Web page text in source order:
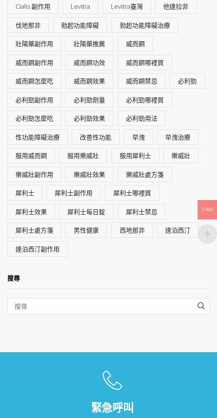
Cialis 副作用 Levitra Levitra臺灣 他達拉非
伐地那非 勃起功能障礙 勃起功能障礙治療
壯陽藥副作用 壯陽藥推薦 威而鋼
威而鋼副作用 威而鋼功效 威而鋼哪裡買
威而鋼怎麼吃 威而鋼效果 威而鋼禁忌 必利勁
必利勁副作用 必利勁劑量 必利勁哪裡買
必利勁怎麼吃 必利勁效果 必利勁用法
性功能障礙治療 改善性功能 早洩 早洩治療
服用威而鋼 服用樂威壯 服用犀利士 樂威壯
樂威壯副作用 樂威壯效果 樂威壯處方箋
犀利士 犀利士副作用 犀利士哪裡買
犀利士效果 犀利士每日錠 犀利士禁忌
犀利士處方箋 男性健康 西地那非 達泊西汀
達泊西汀副作用
搜尋
緊急呼叫
TWD